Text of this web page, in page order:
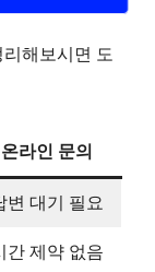
해보시면 도
온라인 문의
변 대기 필요
간 제약 없음